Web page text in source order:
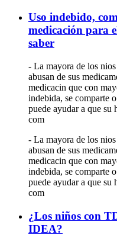
Uso indebido,
medicación para
saber
- La mayora de los
abusan de sus
medicacin que con
indebida, se comparte
puede ayudar a que
com
- La mayora de los
abusan de sus
medicacin que con
indebida, se comparte
puede ayudar a que
com
¿Los niños con
IDEA?